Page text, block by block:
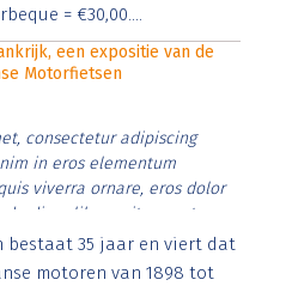
= €30,00....
een expositie van de
Motorfietsen
consectetur adipiscing
in eros elementum
viverra ornare, eros dolor
diam libero vitae erat.
cursus id rutrum lorem
risus tristique posuere.
bestaat 35 jaar en viert dat
motoren van 1898 tot